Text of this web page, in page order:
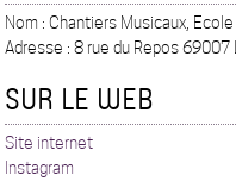
Nom : Chantiers Musicaux,
Adresse : 8 rue du Repos 69007
SUR LE WEB
Site internet
Instagram